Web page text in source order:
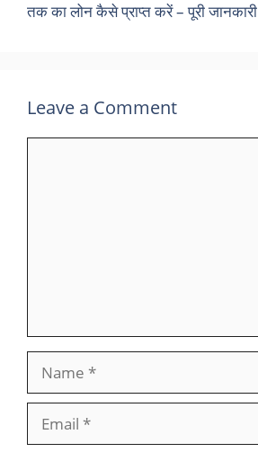
तक का लोन कैसे प्राप्त करें – पूरी जानकारी
Leave a Comment